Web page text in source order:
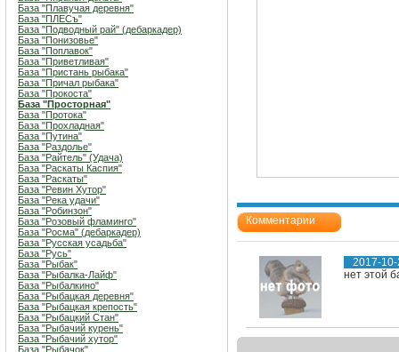
База "Плавучая деревня"
База "ПЛЕСъ"
База "Подводный рай" (дебаркадер)
База "Понизовье"
База "Поплавок"
База "Приветливая"
База "Пристань рыбака"
База "Причал рыбака"
База "Прокоста"
База "Просторная"
База "Протока"
База "Прохладная"
База "Путина"
База "Раздолье"
База "Райтель" (Удача)
База "Раскаты Каспия"
База "Раскаты"
База "Ревин Хутор"
База "Река удачи"
База "Робинзон"
База "Розовый фламинго"
База "Росма" (дебаркадер)
База "Русская усадьба"
База "Русь"
База "Рыбак"
База "Рыбалка-Лайф"
База "Рыбалкино"
База "Рыбацкая деревня"
База "Рыбацкая крепость"
База "Рыбацкий Стан"
База "Рыбачий курень"
База "Рыбачий хутор"
База "Рыбачок"
Комментарии
2017-
нет этой